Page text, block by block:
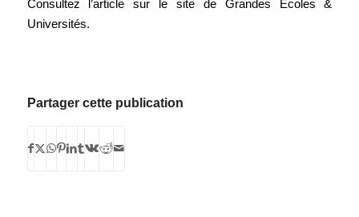
Consultez l’article sur le site de Grandes Ecoles &
Universités.
Partager cette publication
SES...